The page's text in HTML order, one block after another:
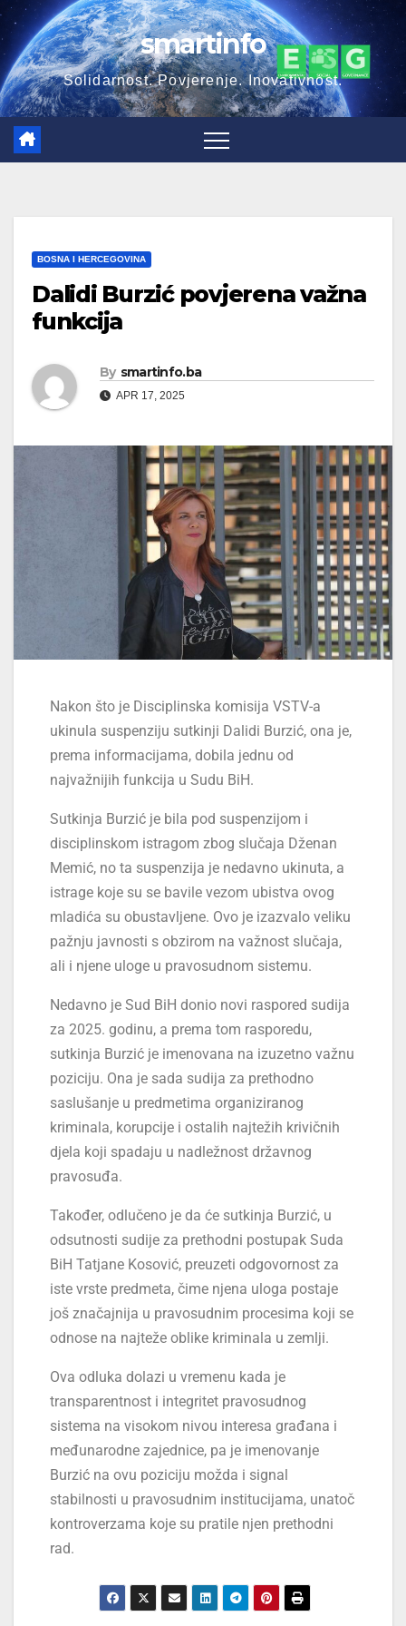
smartinfo
Solidarnost. Povjerenje. Inovativnost.
BOSNA I HERCEGOVINA
Dalidi Burzić povjerena važna
funkcija
By smartinfo.ba
APR 17, 2025
Nakon što je Disciplinska komisija VSTV-a
ukinula suspenziju sutkinji Dalidi Burzić, ona je,
prema informacijama, dobila jednu od
najvažnijih funkcija u Sudu BiH.
Sutkinja Burzić je bila pod suspenzijom i
disciplinskom istragom zbog slučaja Dženan
Memić, no ta suspenzija je nedavno ukinuta, a
istrage koje su se bavile vezom ubistva ovog
mladića su obustavljene. Ovo je izazvalo veliku
pažnju javnosti s obzirom na važnost slučaja,
ali i njene uloge u pravosudnom sistemu.
Nedavno je Sud BiH donio novi raspored sudija
za 2025. godinu, a prema tom rasporedu,
sutkinja Burzić je imenovana na izuzetno važnu
poziciju. Ona je sada sudija za prethodno
saslušanje u predmetima organiziranog
kriminala, korupcije i ostalih najtežih krivičnih
djela koji spadaju u nadležnost državnog
pravosuđa.
Također, odlučeno je da će sutkinja Burzić, u
odsutnosti sudije za prethodni postupak Suda
BiH Tatjane Kosović, preuzeti odgovornost za
iste vrste predmeta, čime njena uloga postaje
još značajnija u pravosudnim procesima koji se
odnose na najteže oblike kriminala u zemlji.
Ova odluka dolazi u vremenu kada je
transparentnost i integritet pravosudnog
sistema na visokom nivou interesa građana i
međunarodne zajednice, pa je imenovanje
Burzić na ovu poziciju možda i signal
stabilnosti u pravosudnim institucijama, unatoč
kontroverzama koje su pratile njen prethodni
rad.